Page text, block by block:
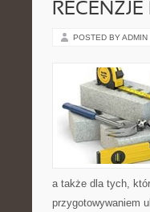
POSTED BY ADMIN
a także dla tych,
przygotowywaniem